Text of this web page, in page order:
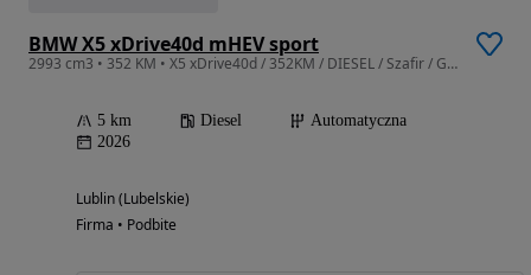
BMW X5 xDrive40d mHEV sport
2993 cm3 • 352 KM • X5 xDrive40d / 352KM / DIESEL / Szafir / Gotowy do odbioru / 2026
5 km Diesel
Automatyczna
2026
Lublin (Lubelskie)
Firma • Podbite